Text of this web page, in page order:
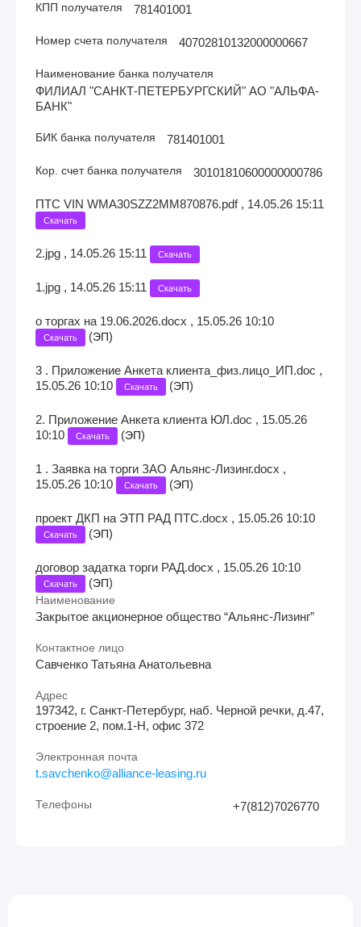
КПП получателя 781401001
Номер счета получателя 40702810132000000667
Наименование банка получателя
ФИЛИАЛ "САНКТ-ПЕТЕРБУРГСКИЙ" АО "АЛЬФА-
БАНК"
БИК банка получателя 781401001
Кор. счет банка получателя 30101810600000000786
ПТС VIN WMA30SZZ2MM870876.pdf , 14.05.26 15:11
Скачать
2.jpg , 14.05.26 15:11 Скачать
1.jpg , 14.05.26 15:11 Скачать
о торгах на 19.06.2026.docx , 15.05.26 10:10
Скачать (ЭП)
3 . Приложение Анкета клиента_физ.лицо_ИП.doc ,
15.05.26 10:10
Скачать (ЭП)
2. Приложение Анкета клиента ЮЛ.doc , 15.05.26
10:10
Скачать (ЭП)
1 . Заявка на торги ЗАО Альянс-Лизинг.docx ,
15.05.26 10:10
Скачать (ЭП)
проект ДКП на ЭТП РАД ПТС.docx , 15.05.26 10:10
Скачать (ЭП)
договор задатка торги РАД.docx , 15.05.26 10:10
Скачать (ЭП)
Наименование
Закрытое акционерное общество “Альянс-Лизинг”
Контактное лицо
Савченко Татьяна Анатольевна
Адрес
197342, г. Санкт-Петербург, наб. Черной речки, д.47,
строение 2, пом.1-Н, офис 372
Электронная почта
t.savchenko@alliance-leasing.ru
Телефоны +7(812)7026770